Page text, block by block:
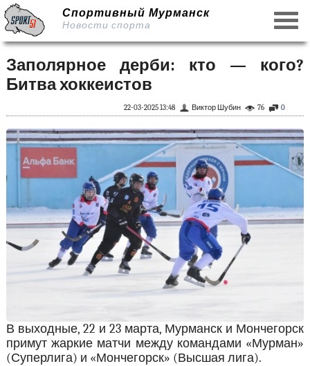
Спортивный Мурманск
Новости спорта
Заполярное дерби: кто — кого?
Битва хоккеистов
0
76
Виктор Шубин
22-03-2025 13:48
В выходные, 22 и 23 марта, Мурманск и Мончегорск
примут жаркие матчи между командами «Мурман»
(Суперлига) и «Мончегорск» (Высшая лига).